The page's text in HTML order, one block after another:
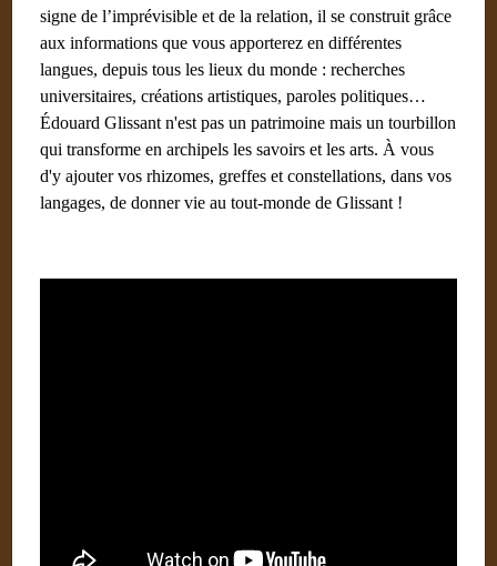
est ainsi nommé par la municipalité de Fort-de-France agent
signe de l’imprévisible et de la relation, il se construit grâce
aux informations que vous apporterez en différentes
langues, depuis tous les lieux du monde : recherches
universitaires, créations artistiques, paroles politiques…
Édouard Glissant n'est pas un patrimoine mais un tourbillon
qui transforme en archipels les savoirs et les arts. À vous
d'y ajouter vos rhizomes, greffes et constellations, dans vos
langages, de donner vie au tout-monde de Glissant !